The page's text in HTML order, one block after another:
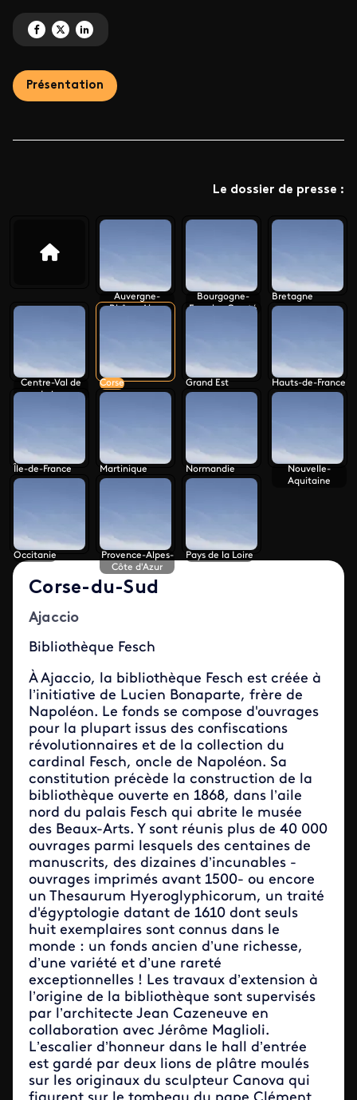
Partagez 'Le monument préféré des Français 2026' sur Facebook
Partagez 'Le monument préféré des Français 2026' sur X
Partagez 'Le monument préféré des Français 2026' sur LinkedIn
Présentation
Le dossier de presse :
Auvergne-
Rhône-Alpes
Bourgogne-
Franche-Comté
Bretagne
Centre-Val de
Loire
Corse Grand Est Hauts-de-France
Île-de-France Martinique Normandie
Nouvelle-
Aquitaine
Occitanie
Provence-Alpes-
Côte d'Azur
Pays de la Loire
Corse-du-Sud
Ajaccio
Bibliothèque Fesch
À Ajaccio, la bibliothèque Fesch est créée à
l’initiative de Lucien Bonaparte, frère de
Napoléon. Le fonds se compose d'ouvrages
pour la plupart issus des confiscations
révolutionnaires et de la collection du
cardinal Fesch, oncle de Napoléon. Sa
constitution précède la construction de la
bibliothèque ouverte en 1868, dans l’aile
nord du palais Fesch qui abrite le musée
des Beaux-Arts. Y sont réunis plus de 40 000
ouvrages parmi lesquels des centaines de
manuscrits, des dizaines d’incunables -
ouvrages imprimés avant 1500- ou encore
un Thesaurum Hyeroglyphicorum, un traité
d'égyptologie datant de 1610 dont seuls
huit exemplaires sont connus dans le
monde : un fonds ancien d’une richesse,
d’une variété et d’une rareté
exceptionnelles ! Les travaux d’extension à
l’origine de la bibliothèque sont supervisés
par l’architecte Jean Cazeneuve en
collaboration avec Jérôme Maglioli.
L’escalier d’honneur dans le hall d’entrée
est gardé par deux lions de plâtre moulés
sur les originaux du sculpteur Canova qui